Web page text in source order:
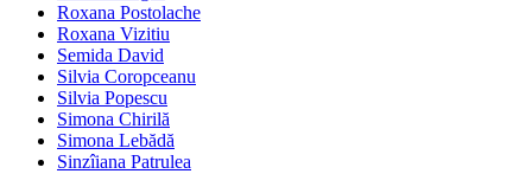
Roxana Postolache
Roxana Vizitiu
Semida David
Silvia Coropceanu
Silvia Popescu
Simona Chirilă
Simona Lebădă
Sinzîiana Patrulea